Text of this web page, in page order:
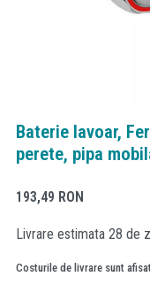
Baterie lavoar,
perete, pipa
193,49 RON
Livrare estimata 28 de
Costurile de livrare sunt